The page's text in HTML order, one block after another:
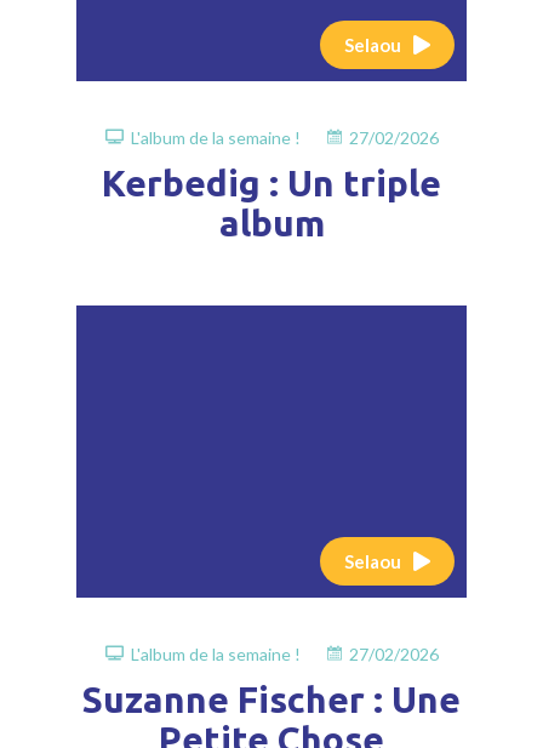
Selaou
L'album de la semaine ! 27/02/2026
Kerbedig : Un triple
album
Selaou
L'album de la semaine ! 27/02/2026
Suzanne Fischer : Une
Petite Chose